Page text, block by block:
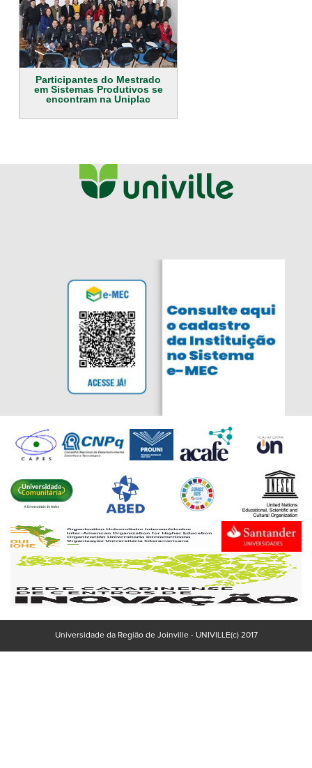
Participantes do Mestrado
em Sistemas Produtivos se
encontram na Uniplac
Universidade da Região de Joinville - UNIVILLE(c) 2017